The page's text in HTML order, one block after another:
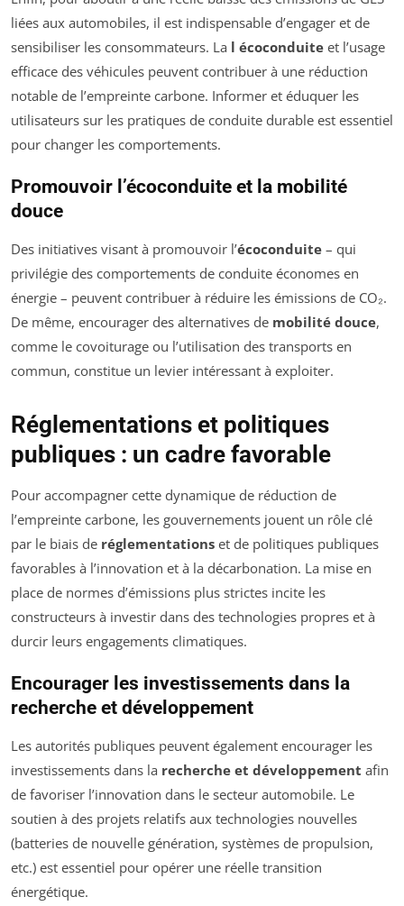
liées aux automobiles, il est indispensable d’engager et de
sensibiliser les consommateurs. La l écoconduite et l’usage
efficace des véhicules peuvent contribuer à une réduction
notable de l’empreinte carbone. Informer et éduquer les
utilisateurs sur les pratiques de conduite durable est essentiel
pour changer les comportements.
Promouvoir l’écoconduite et la mobilité
douce
Des initiatives visant à promouvoir l’écoconduite – qui
privilégie des comportements de conduite économes en
énergie – peuvent contribuer à réduire les émissions de CO₂.
De même, encourager des alternatives de mobilité douce,
comme le covoiturage ou l’utilisation des transports en
commun, constitue un levier intéressant à exploiter.
Réglementations et politiques
publiques : un cadre favorable
Pour accompagner cette dynamique de réduction de
l’empreinte carbone, les gouvernements jouent un rôle clé
par le biais de réglementations et de politiques publiques
favorables à l’innovation et à la décarbonation. La mise en
place de normes d’émissions plus strictes incite les
constructeurs à investir dans des technologies propres et à
durcir leurs engagements climatiques.
Encourager les investissements dans la
recherche et développement
Les autorités publiques peuvent également encourager les
investissements dans la recherche et développement afin
de favoriser l’innovation dans le secteur automobile. Le
soutien à des projets relatifs aux technologies nouvelles
(batteries de nouvelle génération, systèmes de propulsion,
etc.) est essentiel pour opérer une réelle transition
énergétique.